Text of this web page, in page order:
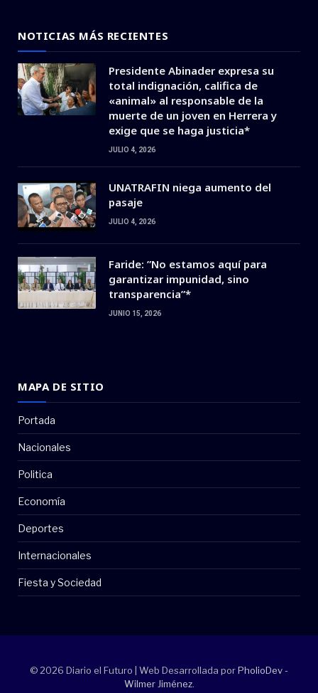
NOTICIAS MÁS RECIENTES
Presidente Abinader expresa su
total indignación, califica de
«animal» al responsable de la
muerte de un joven en Herrera y
exige que se haga justicia*
JULIO 4, 2026
UNATRAFIN niega aumento del
pasaje
JULIO 4, 2026
Faride: ”No estamos aquí para
garantizar impunidad, sino
transparencia”*
JUNIO 15, 2026
MAPA DE SITIO
Portada
Nacionales
Politica
Economía
Deportes
Internacionales
Fiesta y Sociedad
© 2026 Diario el Futuro | Web Desarrollada porPholioDev -
Wilmer Jiménez.